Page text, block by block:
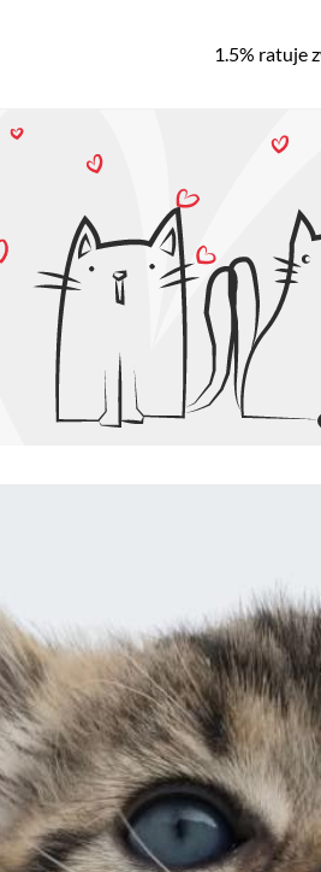
Główna
nawigacja
1.5% ratuje